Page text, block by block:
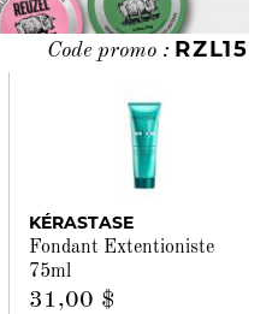
KÉRASTASE
Fondant Extentioniste
75ml
31,00 $
Code promo : RZL15